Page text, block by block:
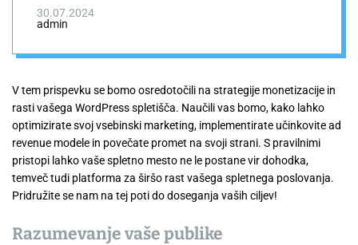
30.07.2024
admin
V tem prispevku se bomo osredotočili na strategije monetizacije in
rasti vašega WordPress spletišča. Naučili vas bomo, kako lahko
optimizirate svoj vsebinski marketing, implementirate učinkovite ad
revenue modele in povečate promet na svoji strani. S pravilnimi
pristopi lahko vaše spletno mesto ne le postane vir dohodka,
temveč tudi platforma za širšo rast vašega spletnega poslovanja.
Pridružite se nam na tej poti do doseganja vaših ciljev!
Razumevanje vaše publike